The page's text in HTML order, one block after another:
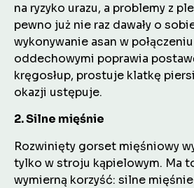
na ryzyko urazu, a problemy z
pewno już nie raz dawały o
wykonywanie asan w
oddechowymi poprawia
kręgosłup, prostuje klatkę
okazji ustępuje.
2. Silne mięśnie
Rozwinięty gorset mięśniowy
tylko w stroju kąpielowym. Ma
wymierną korzyść: silne